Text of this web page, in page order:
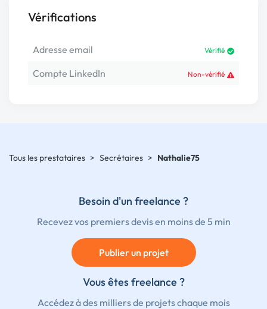
Vérifications
Adresse email Vérifié
Compte LinkedIn Non-vérifié
Tous les prestataires > Secrétaires > Nathalie75
Besoin d'un freelance ?
Recevez vos premiers devis en moins de 5 min
Publier un projet
Vous êtes freelance ?
Accédez à des milliers de projets chaque mois